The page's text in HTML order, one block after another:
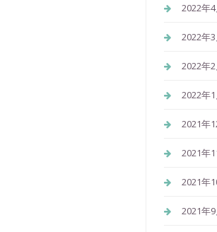
2022年4
2022年3
2022年2
2022年1
2021年
2021年
2021年
2021年9